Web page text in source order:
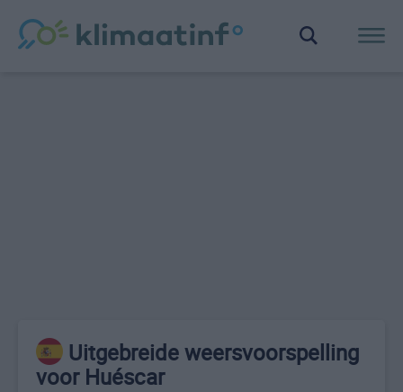
Uitgebreide weersvoorspelling
voor Huéscar